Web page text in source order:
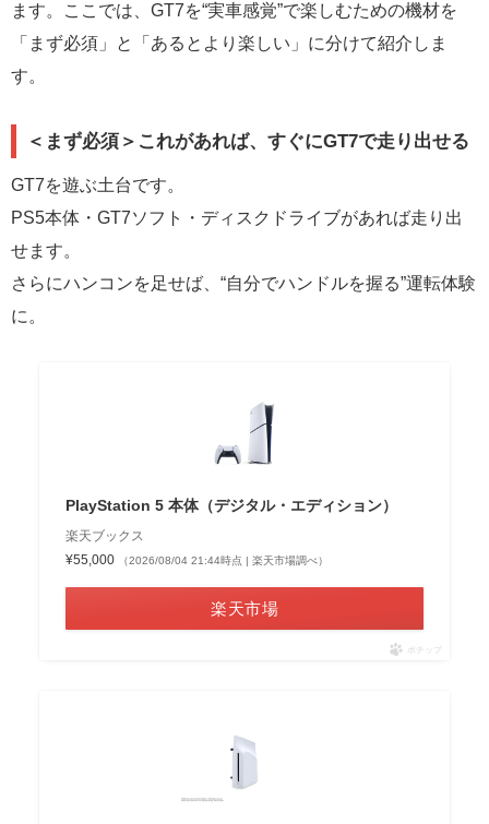
ます。ここでは、GT7を“実車感覚”で楽しむための機材を
「まず必須」と「あるとより楽しい」に分けて紹介しま
す。
＜まず必須＞これがあれば、すぐにGT7で走り出せる
GT7を遊ぶ土台です。
PS5本体・GT7ソフト・ディスクドライブがあれば走り出
せます。
さらにハンコンを足せば、“自分でハンドルを握る”運転体験
に。
PlayStation 5 本体（デジタル・エディション）
楽天ブックス
¥55,000
（2026/08/04 21:44時点 | 楽天市場調べ）
楽天市場
ポチップ